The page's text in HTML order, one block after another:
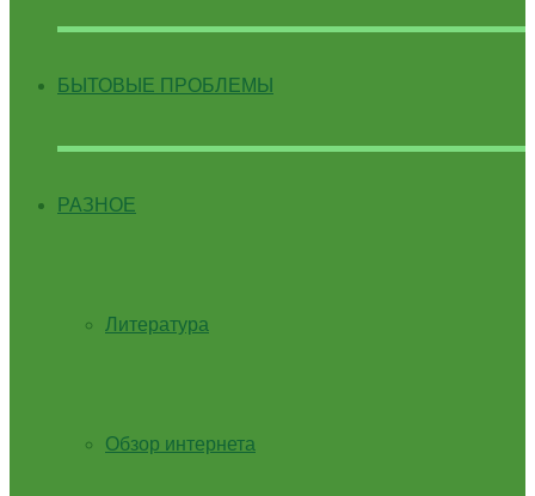
БЫТОВЫЕ ПРОБЛЕМЫ
РАЗНОЕ
Литература
Обзор интернета